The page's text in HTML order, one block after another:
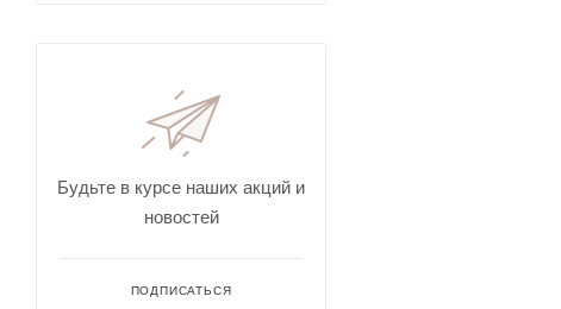
Будьте в курсе наших акций и
новостей
ПОДПИСАТЬСЯ